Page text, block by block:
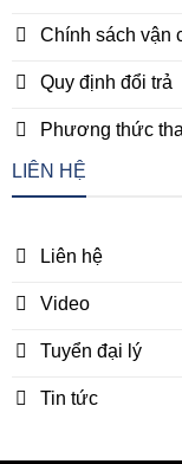
Chính sách vận
Quy định đổi trả
Phương thức
LIÊN HỆ
Liên hệ
Video
Tuyển đại lý
Tin tức